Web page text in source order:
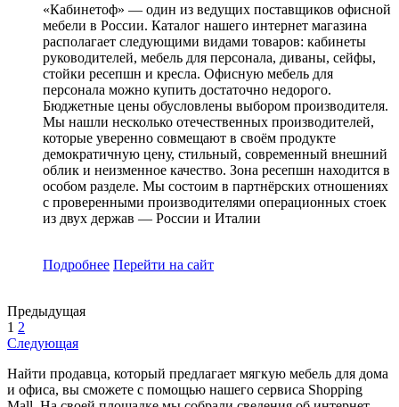
«Кабинетоф» — один из ведущих поставщиков офисной
мебели в России. Каталог нашего интернет магазина
располагает следующими видами товаров: кабинеты
руководителей, мебель для персонала, диваны, сейфы,
стойки ресепшн и кресла. Офисную мебель для
персонала можно купить достаточно недорого.
Бюджетные цены обусловлены выбором производителя.
Мы нашли несколько отечественных производителей,
которые уверенно совмещают в своём продукте
демократичную цену, стильный, современный внешний
облик и неизменное качество. Зона ресепшн находится в
особом разделе. Мы состоим в партнёрских отношениях
с проверенными производителями операционных стоек
из двух держав — России и Италии
Подробнее Перейти на сайт
Предыдущая
1 2
Следующая
Найти продавца, который предлагает мягкую мебель для дома
и офиса, вы сможете с помощью нашего сервиса Shopping